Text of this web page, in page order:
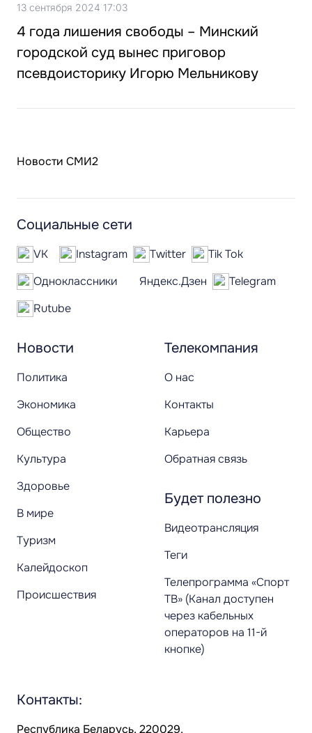
13 сентября 2024 17:03
4 года лишения свободы – Минский
городской суд вынес приговор
псевдоисторику Игорю Мельникову
Новости СМИ2
Новости
Политика
Экономика
Общество
Культура
Здоровье
В мире
Туризм
Калейдоскоп
Происшествия
Телекомпания
О нас
Контакты
Карьера
Обратная связь
Будет полезно
Видеотрансляция
Теги
Телепрограмма «Спорт
ТВ» (Канал доступен
через кабельных
операторов на 11-й
кнопке)
Социальные сети
VK Instagram Twitter
Tik Tok
Одноклассники
Яндекс.Дзен
Telegram
Rutube
Контакты:
Республика Беларусь, 220029,